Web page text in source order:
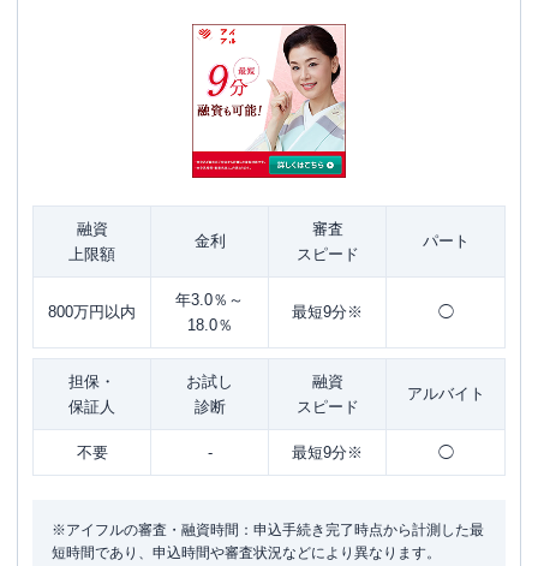
融資
上限額
金利
審査
スピード
パート
800万円以内
年3.0％～
18.0％
最短9分※ ◯
担保・
保証人
お試し
診断
融資
スピード
アルバイト
不要 - 最短9分※ ◯
※アイフルの審査・融資時間：申込手続き完了時点から計測した最
短時間であり、申込時間や審査状況などにより異なります。